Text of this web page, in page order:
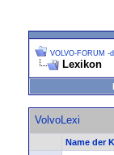
VOLVO-FORUM -
Lexikon
VolvoLexi
Name der